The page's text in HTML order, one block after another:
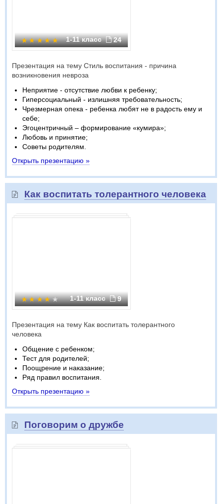
1-11 класс 24
Презентация на тему Стиль воспитания - причина
возникновения невроза
Неприятие - отсутствие любви к ребенку;
Гиперсоциальный - излишняя требовательность;
Чрезмерная опека - ребенка любят не в радость ему и
себе;
Эгоцентричный – формирование «кумира»;
Любовь и принятие;
Советы родителям.
Открыть презентацию »
Как воспитать толерантного человека
1-11 класс 9
Презентация на тему Как воспитать толерантного
человека
Общение с ребенком;
Тест для родителей;
Поощрение и наказание;
Ряд правил воспитания.
Открыть презентацию »
Поговорим о дружбе